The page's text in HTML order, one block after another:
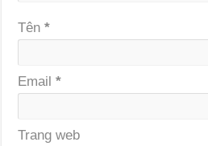
Tên*
Email*
Trang web